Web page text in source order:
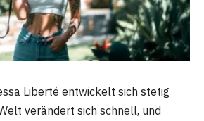
Liberté entwickelt sich stetig
verändert sich schnell, und